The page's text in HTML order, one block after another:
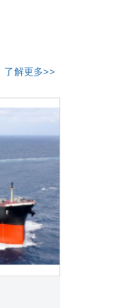
了解更多>>